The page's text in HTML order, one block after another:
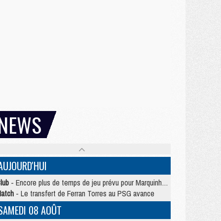
- Encore plus de temps de jeu prévu pour Marquinhos et les Portugais en Supercoupe
- Le transfert de Ferran Torres au PSG avance
08 AOÛT